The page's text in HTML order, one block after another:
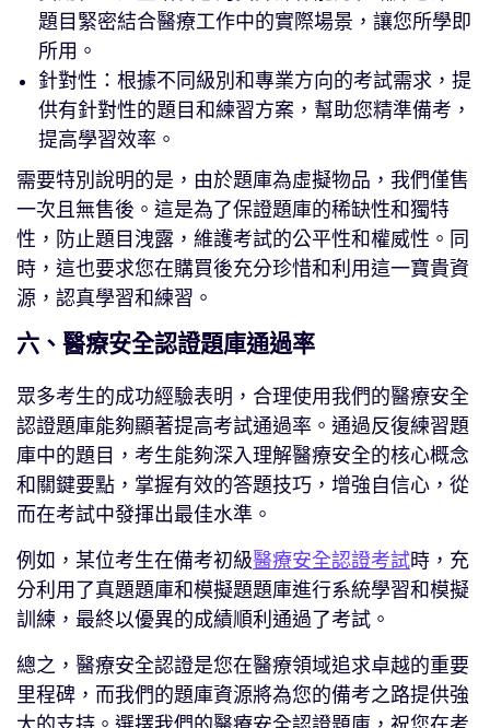
題目緊密結合醫療工作中的實際場景，讓您所學即
所用。
針對性：根據不同級別和專業方向的考試需求，提
供有針對性的題目和練習方案，幫助您精準備考，
提高學習效率。
需要特別說明的是，由於題庫為虛擬物品，我們僅售
一次且無售後。這是為了保證題庫的稀缺性和獨特
性，防止題目洩露，維護考試的公平性和權威性。同
時，這也要求您在購買後充分珍惜和利用這一寶貴資
源，認真學習和練習。
六、醫療安全認證題庫通過率
眾多考生的成功經驗表明，合理使用我們的醫療安全
認證題庫能夠顯著提高考試通過率。通過反復練習題
庫中的題目，考生能夠深入理解醫療安全的核心概念
和關鍵要點，掌握有效的答題技巧，增強自信心，從
而在考試中發揮出最佳水準。
例如，某位考生在備考初級醫療安全認證考試時，充
分利用了真題題庫和模擬題題庫進行系統學習和模擬
訓練，最終以優異的成績順利通過了考試。
總之，醫療安全認證是您在醫療領域追求卓越的重要
里程碑，而我們的題庫資源將為您的備考之路提供強